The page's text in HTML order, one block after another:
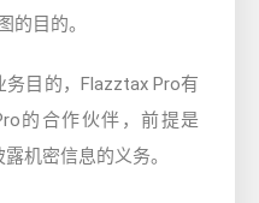
的目的。
务目的，Flazztax Pro有
的合作伙伴，前提是
机密信息的义务。